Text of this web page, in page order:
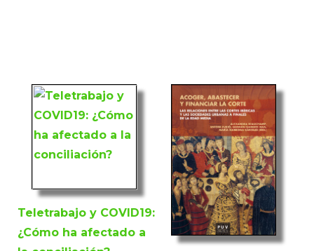
Teletrabajo y COVID19:
¿Cómo ha afectado a